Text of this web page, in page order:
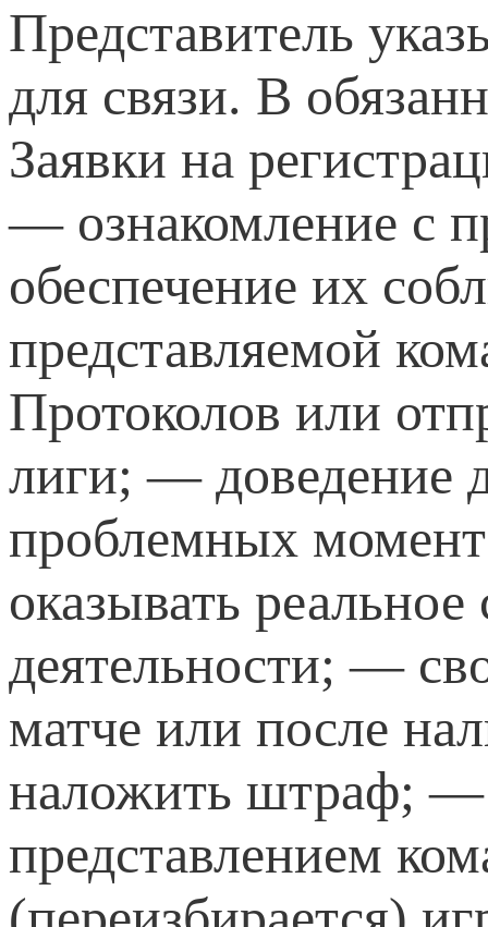
Представитель
для связи. В
Заявки на
— ознакомление с
обеспечение их
представляемой
Протоколов или
лиги; — доведение
проблемных
оказывать
деятельности; —
матче или после
наложить штраф; —
представлением